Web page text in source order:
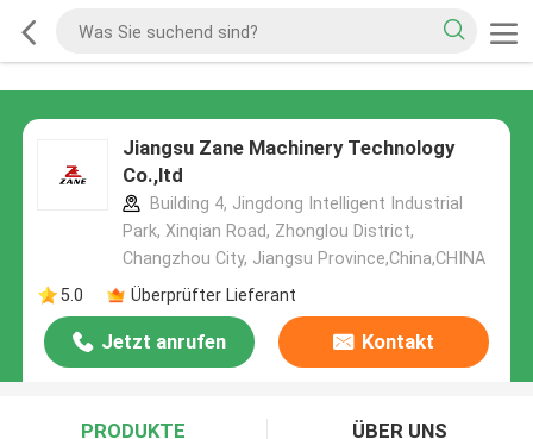
Jiangsu Zane Machinery Technology
Co.,ltd
Building 4, Jingdong Intelligent Industrial
Park, Xinqian Road, Zhonglou District,
Changzhou City, Jiangsu Province,China,CHINA
5.0
Überprüfter Lieferant
Jetzt anrufen Kontakt
PRODUKTE ÜBER UNS